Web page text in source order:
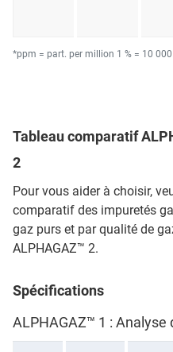
*ppm = part. per million 1 % = 10
Tableau comparatif
2
Pour vous aider à choisir,
comparatif des impuretés
gaz purs et par qualité de
ALPHAGAZ™ 2.
Spécifications
ALPHAGAZ™ 1 : Analyse